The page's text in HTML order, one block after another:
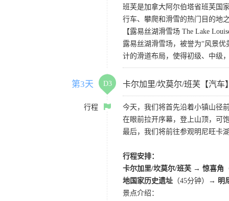
班芙是加拿大阿尔伯塔省班芙国
行车、攀爬和滑雪的热门目的地
【露易丝湖滑雪场 The Lake
露易丝湖滑雪场，被誉为“风景
计的滑道布局，使得初级、中级
第3天 D3 卡尔加里/坎莫尔/班芙【汽车
行程
今天，我们将首先沿着小镇山径
在眼前拉开序幕，登上山顶，可
最后，我们将前往参观明尼旺卡
行程安排：
卡尔加里/坎莫尔/班芙 → 惊喜角
地国家历史遗址 （45分钟）
→ 明
景点介绍：